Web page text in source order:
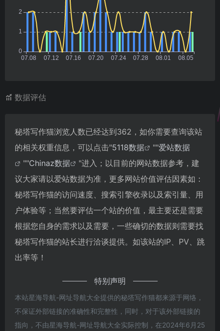
数据评估
秘塔写作猫浏览人数已经达到362，如你需要查询该站
的相关权重信息，可以点击"5118数据 ""爱站数据
""Chinaz数据
"进入；以目前的网站数据参考，建
议大家请以爱站数据为准，更多网站价值评估因素如：
秘塔写作猫的访问速度、搜索引擎收录以及索引量、用
户体验等；当然要评估一个站的价值，最主要还是需要
根据您自身的需求以及需要，一些确切的数据则需要找
秘塔写作猫的站长进行洽谈提供。如该站的IP、PV、跳
出率等！
特别声明
本站星海导航-网址导航大全提供的秘塔写作猫都来源于网络，
不保证外部链接的准确性和完整性，同时，对于该外部链接的
指向，不由星海导航-网址导航大全实际控制，在2024年6月25